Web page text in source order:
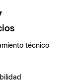
técnico